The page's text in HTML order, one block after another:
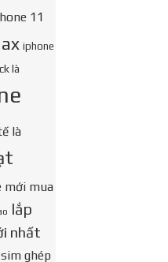
11
iphone
là
là
mới mua
lắp
nhất
sim ghép